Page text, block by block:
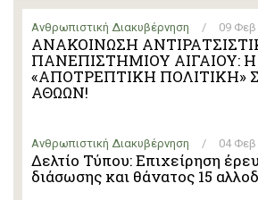
Ανθρωπιστική Διακυβέρνηση / 09 Φεβ
ΑΝΑΚΟΙΝΩΣΗ
ΠΑΝΕΠΙΣΤΗΜΙΟΥ ΑΙΓΑΙΟΥ: Η
«ΑΠΟΤΡΕΠΤΙΚΗ ΠΟΛΙΤΙΚΗ»
ΑΘΩΩΝ!
Ανθρωπιστική Διακυβέρνηση / 04 Φεβ
Δελτίο Τύπου: Επιχείρηση
διάσωσης και θάνατος 15